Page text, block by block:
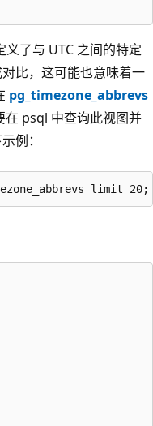
义了与 UTC 之间的特定
比，这可能也意味着一
pg_timezone_abbrevs
在 psql 中查询此视图并
例：
limit 20;